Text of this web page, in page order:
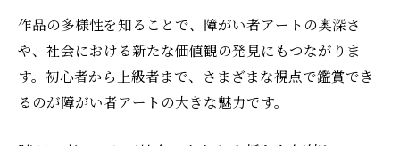
作品の多様性を知ることで、障がい者アートの奥深さ
や、社会における新たな価値観の発見にもつながりま
す。初心者から上級者まで、さまざまな視点で鑑賞でき
るのが障がい者アートの大きな魅力です。